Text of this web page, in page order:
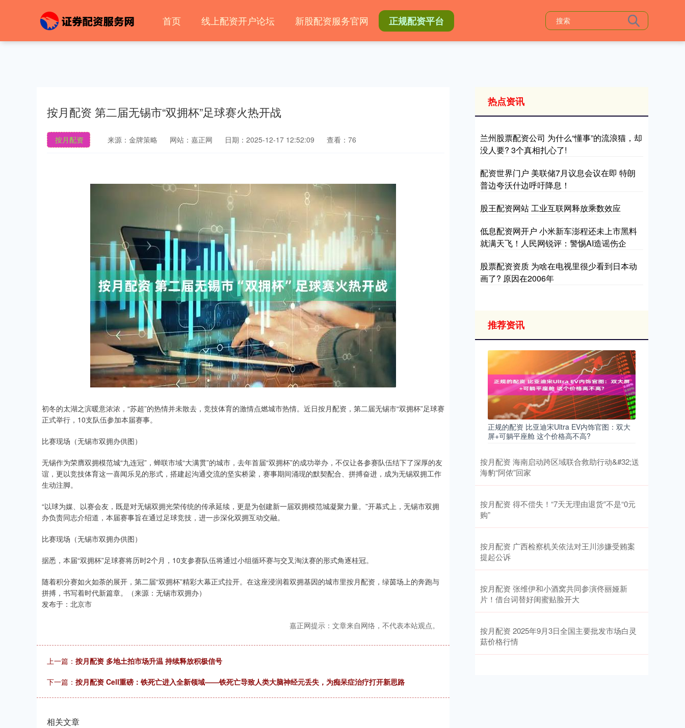
首页 线上配资开户论坛 新股配资服务官网 正规配资平台
按月配资 第二届无锡市“双拥杯”足球赛火热开战
按月配资 来源：金牌策略 网站：嘉正网 日期：2025-12-17 12:52:09 查看：76
初冬的太湖之滨暖意浓浓，“苏超”的热情并未散去，竞技体育的激情点燃城市热情。近日按月配资，第二届无锡市“双拥杯”足球赛
正式举行，10支队伍参加本届赛事。
比赛现场（无锡市双拥办供图）
无锡作为荣膺双拥模范城“九连冠”，蝉联市域“大满贯”的城市，去年首届“双拥杯”的成功举办，不仅让各参赛队伍结下了深厚的友
谊，更以竞技体育这一喜闻乐见的形式，搭建起沟通交流的坚实桥梁，赛事期间涌现的默契配合、拼搏奋进，成为无锡双拥工作
生动注脚。
“以球为媒、以赛会友，既是对无锡双拥光荣传统的传承延续，更是为创建新一届双拥模范城凝聚力量。”开幕式上，无锡市双拥
办负责同志介绍道，本届赛事旨在通过足球竞技，进一步深化双拥互动交融。
比赛现场（无锡市双拥办供图）
据悉，本届“双拥杯”足球赛将历时2个月，10支参赛队伍将通过小组循环赛与交叉淘汰赛的形式角逐桂冠。
随着积分赛如火如荼的展开，第二届“双拥杯”精彩大幕正式拉开。在这座浸润着双拥基因的城市里按月配资，绿茵场上的奔跑与
拼搏，书写着时代新篇章。（来源：无锡市双拥办）
发布于：北京市
嘉正网提示：文章来自网络，不代表本站观点。
上一篇： 按月配资 多地土拍市场升温 持续释放积极信号
下一篇： 按月配资 Cell重磅：铁死亡进入全新领域——铁死亡导致人类大脑神经元丢失，为痴呆症治疗打开新思路
相关文章
热点资讯
兰州股票配资公司 为什么“懂事”的流浪猫，却
没人要? 3个真相扎心了!
配资世界门户 美联储7月议息会议在即 特朗
普边夸沃什边呼吁降息！
股王配资网站 工业互联网释放乘数效应
低息配资网开户 小米新车澎程还未上市黑料
就满天飞！人民网锐评：警惕AI造谣伤企
股票配资资质 为啥在电视里很少看到日本动
画了? 原因在2006年
推荐资讯
正规的配资 比亚迪宋Ultra EV内饰官图：双大
屏+可躺平座舱 这个价格高不高?
按月配资 海南启动跨区域联合救助行动&#32;送
海豹“阿侬”回家
按月配资 得不偿失！“7天无理由退货”不是“0元
购”
按月配资 广西检察机关依法对王川涉嫌受贿案
提起公诉
按月配资 张维伊和小酒窝共同参演佟丽娅新
片！借台词替好闺蜜贴脸开大
按月配资 2025年9月3日全国主要批发市场白灵
菇价格行情